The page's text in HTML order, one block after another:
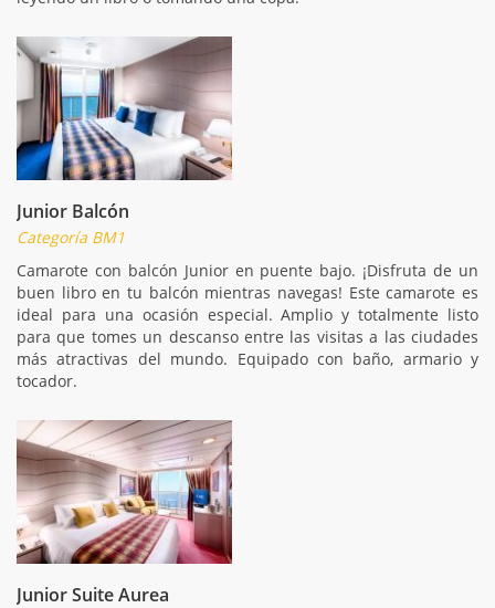
Junior Balcón
Categoría BM1
Camarote con balcón Junior en puente bajo. ¡Disfruta de un
buen libro en tu balcón mientras navegas! Este camarote es
ideal para una ocasión especial. Amplio y totalmente listo
para que tomes un descanso entre las visitas a las ciudades
más atractivas del mundo. Equipado con baño, armario y
tocador.
Junior Suite Aurea